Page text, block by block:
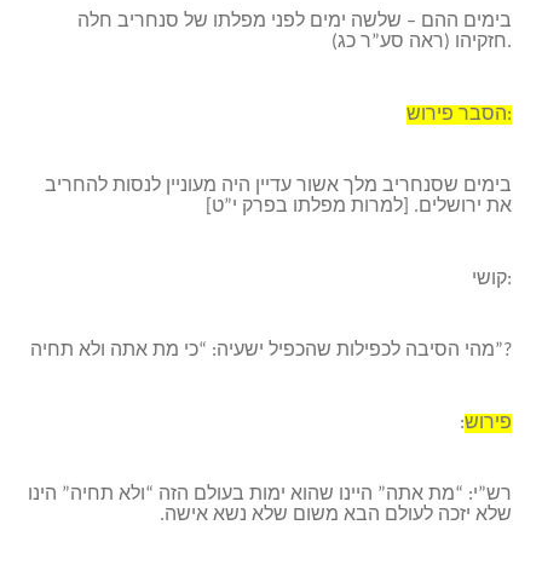
בימים ההם – שלשה ימים לפני מפלתו של סנחריב חלה
חזקיהו (ראה סע”ר כג).
הסבר פירוש:
בימים שסנחריב מלך אשור עדיין היה מעוניין לנסות להחריב
את ירושלים. [למרות מפלתו בפרק י”ט]
קושי:
מהי הסיבה לכפילות שהכפיל ישעיה: “כי מת אתה ולא תחיה”?
פירוש:
רש”י: “מת אתה” היינו שהוא ימות בעולם הזה “ולא תחיה” הינו
שלא יזכה לעולם הבא משום שלא נשא אישה.